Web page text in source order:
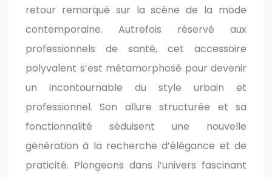
retour remarqué sur la scène de la mode
contemporaine. Autrefois réservé aux
professionnels de santé, cet accessoire
polyvalent s’est métamorphosé pour devenir
un incontournable du style urbain et
professionnel. Son allure structurée et sa
fonctionnalité séduisent une nouvelle
génération à la recherche d’élégance et de
praticité. Plongeons dans l’univers fascinant